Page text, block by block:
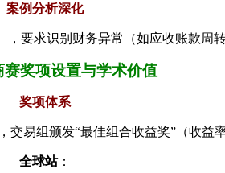
案例分析深化
要求识别财务异常（如应收账款周
赛奖项设置与学术价值
奖项体系
交易组颁发“最佳组合收益奖”（收益率
全球站：